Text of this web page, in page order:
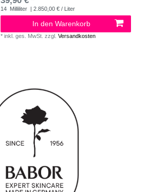
14 Milliliter | 2.850,00 € / Liter
In den Warenkorb
*inkl. ges. MwSt. zzgl.Versandkosten